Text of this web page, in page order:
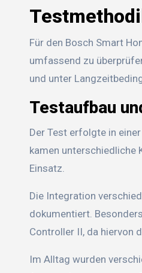
Für den Bosch Smart
umfassend zu
und unter
Testaufbau
Der Test erfolgte in
kamen unterschiedliche
Einsatz.
Die Integration
dokumentiert.
Controller II, da hiervon
Im Alltag wurden